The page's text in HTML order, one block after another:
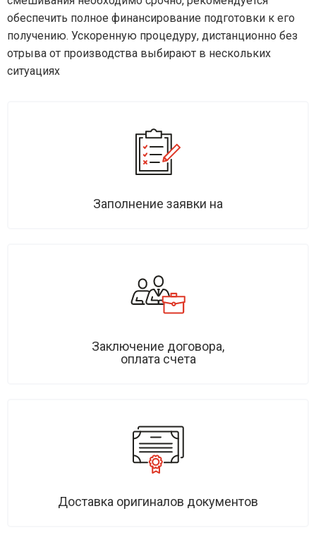
обеспечить полное финансирование подготовки к его
получению. Ускоренную процедуру, дистанционно без
отрыва от производства выбирают в нескольких
ситуациях
Заполнение заявки на
Заключение договора,
оплата счета
Доставка оригиналов документов